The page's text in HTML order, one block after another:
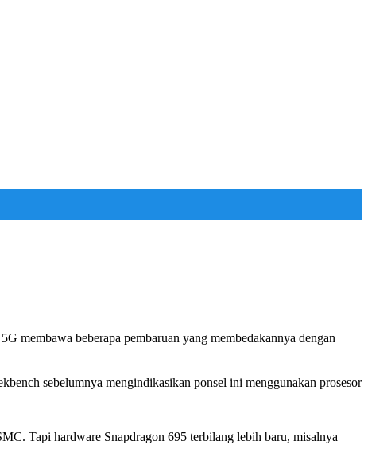
membawa beberapa pembaruan yang membedakannya dengan
sebelumnya mengindikasikan ponsel ini menggunakan prosesor
Tapi hardware Snapdragon 695 terbilang lebih baru, misalnya